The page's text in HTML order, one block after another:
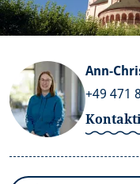
Ann-
+49 471